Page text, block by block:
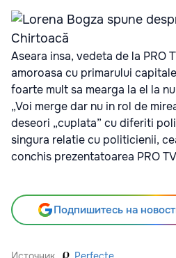
Aseara insa, vedeta de la PRO
amoroasa cu primarului
foarte mult sa mearga la el la
„Voi merge dar nu in rol de
deseori „cuplata” cu diferiti
singura relatie cu politicienii,
conchis prezentatoarea PRO
Подпишитесь на